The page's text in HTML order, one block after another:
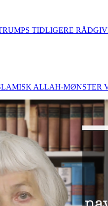
TIDLIGERE
ALLAH-MØNSTER